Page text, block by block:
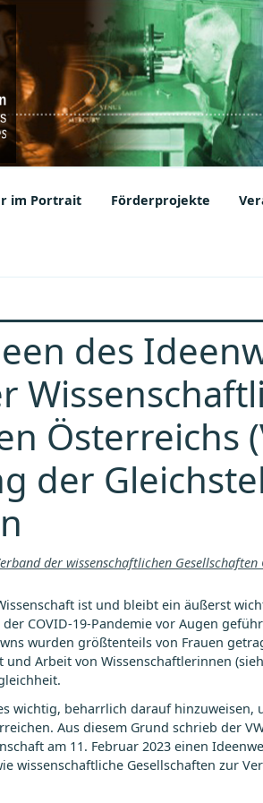
im Portrait Förderprojekte
des
Österreichs
der
der wissenschaftlichen Gesellschaften
ist und bleibt ein äußerst
COVID-19-Pandemie vor Augen
wurden größtenteils von Frauen
Arbeit von Wissenschaftlerinnen
wichtig, beharrlich darauf hinzuweisen,
Aus diesem Grund schrieb der
am 11. Februar 2023 einen
wissenschaftliche Gesellschaften zur